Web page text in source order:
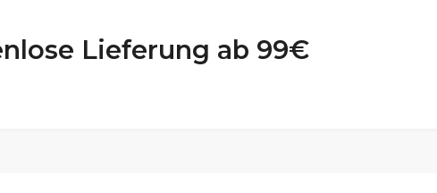
Lieferung ab 99€